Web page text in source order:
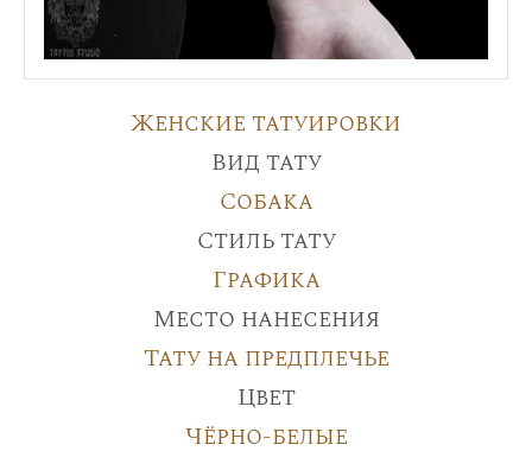
Женские татуировки
Вид тату
Собака
Стиль тату
Графика
Место нанесения
Тату на предплечье
Цвет
Чёрно-белые